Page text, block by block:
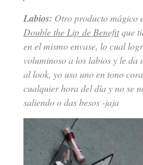
Labios: Otro producto mágico
Double the Lip de Benefitque
en el mismo envase, lo cual
voluminoso a los labios y le da
al look, yo uso uno en tono
cualquier hora del día y no se
saliendo o das besos -jaja